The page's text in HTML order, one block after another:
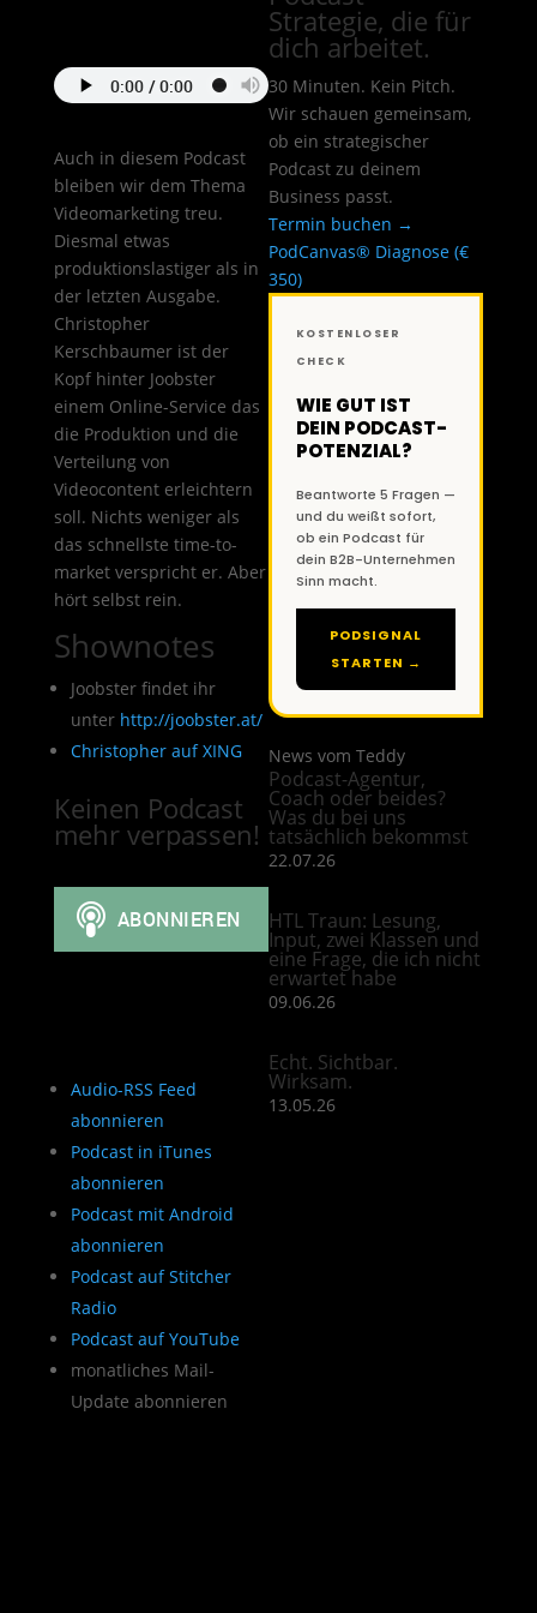
Auch in diesem Podcast
bleiben wir dem Thema
Videomarketing treu.
Diesmal etwas
produktionslastiger als in
der letzten Ausgabe.
Christopher
Kerschbaumer ist der
Kopf hinter Joobster
einem Online-Service das
die Produktion und die
Verteilung von
Videocontent erleichtern
soll. Nichts weniger als
das schnellste time-to-
market verspricht er. Aber
hört selbst rein.
Shownotes
Joobster findet ihr
unter http://joobster.at/
Christopher auf XING
Keinen Podcast
mehr verpassen!
Audio-RSS Feed
abonnieren
Podcast in iTunes
abonnieren
Podcast mit Android
abonnieren
Podcast auf Stitcher
Radio
Podcast auf YouTube
monatliches Mail-
Update abonnieren
Strategie, die für
dich arbeitet.
30 Minuten. Kein Pitch.
Wir schauen gemeinsam,
ob ein strategischer
Podcast zu deinem
Business passt.
Termin buchen →
PodCanvas® Diagnose (€
350)
KOSTENLOSER
CHECK
WIE GUT IST
DEIN PODCAST-
POTENZIAL?
Beantworte 5 Fragen —
und du weißt sofort,
ob ein Podcast für
dein B2B-Unternehmen
Sinn macht.
PODSIGNAL
STARTEN →
News vom Teddy
Podcast-Agentur,
Coach oder beides?
Was du bei uns
tatsächlich bekommst
22.07.26
HTL Traun: Lesung,
Input, zwei Klassen und
eine Frage, die ich nicht
erwartet habe
09.06.26
Echt. Sichtbar.
Wirksam.
13.05.26